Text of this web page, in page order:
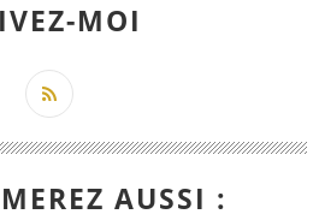
MOI
AUSSI :